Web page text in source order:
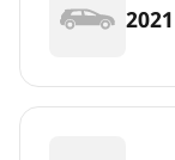
2021